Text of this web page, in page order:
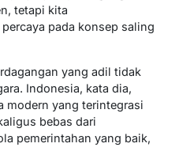
tetapi kita
pada konsep saling
yang adil tidak
Indonesia, kata dia,
modern yang terintegrasi
bebas dari
pemerintahan yang baik,